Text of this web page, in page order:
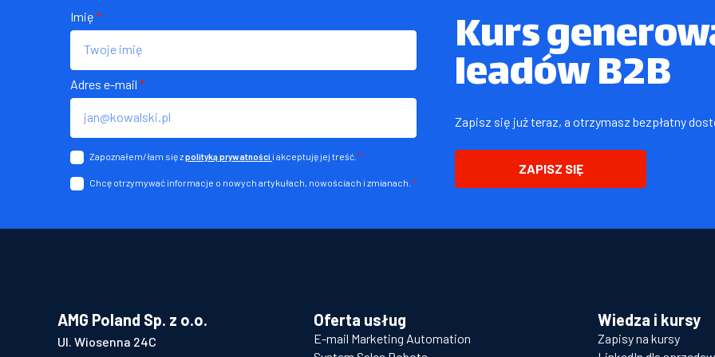
Kurs
leadów B2B
Zapisz się już teraz, a otrzymasz bezpłatny
ZAPISZ SIĘ
Imię *
Adres e-mail *
Zapoznałem/łam się zpolityką prywatności i akceptuję jej treść. *
Chcę otrzymywać informacje o nowych artykułach, nowościach i zmianach. *
AMG Poland Sp. z o.o.
Ul. Wiosenna 24C
Oferta usług
E-mail Marketing Automation
Wiedza i kursy
Zapisy na kursy